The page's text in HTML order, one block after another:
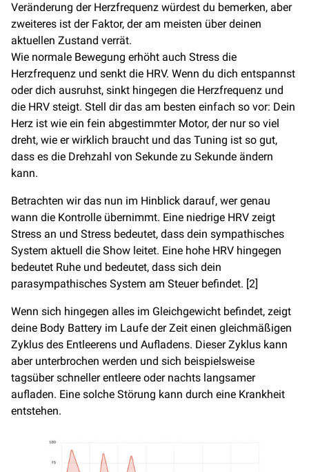
Veränderung der Herzfrequenz würdest du bemerken, aber
zweiteres ist der Faktor, der am meisten über deinen
aktuellen Zustand verrät.
Wie normale Bewegung erhöht auch Stress die
Herzfrequenz und senkt die HRV. Wenn du dich entspannst
oder dich ausruhst, sinkt hingegen die Herzfrequenz und
die HRV steigt. Stell dir das am besten einfach so vor: Dein
Herz ist wie ein fein abgestimmter Motor, der nur so viel
dreht, wie er wirklich braucht und das Tuning ist so gut,
dass es die Drehzahl von Sekunde zu Sekunde ändern
kann.
Betrachten wir das nun im Hinblick darauf, wer genau
wann die Kontrolle übernimmt. Eine niedrige HRV zeigt
Stress an und Stress bedeutet, dass dein sympathisches
System aktuell die Show leitet. Eine hohe HRV hingegen
bedeutet Ruhe und bedeutet, dass sich dein
parasympathisches System am Steuer befindet. [2]
Wenn sich hingegen alles im Gleichgewicht befindet, zeigt
deine Body Battery im Laufe der Zeit einen gleichmäßigen
Zyklus des Entleerens und Aufladens. Dieser Zyklus kann
aber unterbrochen werden und sich beispielsweise
tagsüber schneller entleere oder nachts langsamer
aufladen. Eine solche Störung kann durch eine Krankheit
entstehen.